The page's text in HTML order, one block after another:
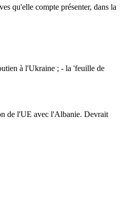
qu'elle compte présenter, dans la
à l'Ukraine ; - la 'feuille de
de l'UE avec l'Albanie. Devrait